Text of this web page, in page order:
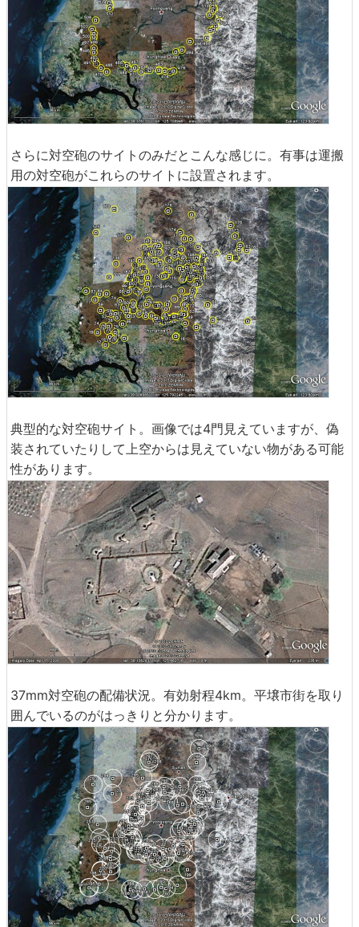
さらに対空砲のサイトのみだとこんな感じに。有事は運搬
用の対空砲がこれらのサイトに設置されます。
典型的な対空砲サイト。画像では4門見えていますが、偽
装されていたりして上空からは見えていない物がある可能
性があります。
37mm対空砲の配備状況。有効射程4km。平壌市街を取り
囲んでいるのがはっきりと分かります。